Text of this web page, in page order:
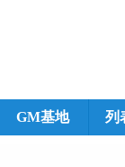
GM基地 列